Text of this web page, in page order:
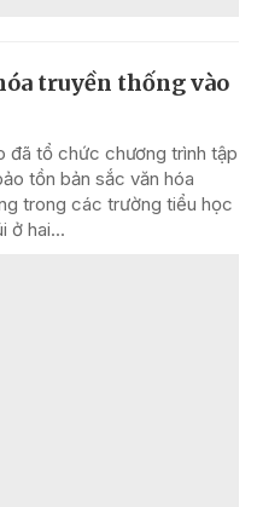
truyền thống vào
đã tổ chức chương trình tập
tồn bản sắc văn hóa
trong các trường tiểu học
ở hai...